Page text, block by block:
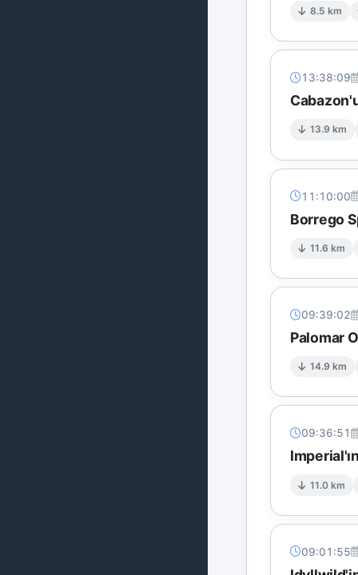
8.5 km
13:38:09
13.9 km
11:10:00
Borrego
11.6 km
09:39:02
Palomar
14.9 km
09:36:51
11.0 km
09:01:55